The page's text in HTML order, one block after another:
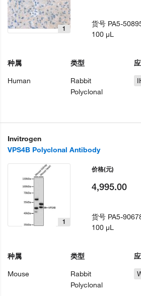
1
种属
Human
类型
Rabbit
Polyclonal
货号 PA5-
100 µL
Invitrogen
VPS4B Polyclonal Antibody
1
种属
Mouse
类型
Rabbit
Polyclonal
价格(元)
4,995.00
货号 PA5-
100 µL